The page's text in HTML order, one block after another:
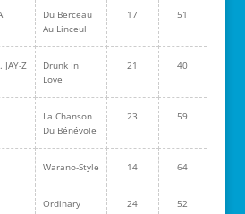
Du Berceau
Au Linceul
17 51
JAY-Z
Drunk In
Love
21 40
La Chanson
Du Bénévole
23 59
Warano-Style 14 64
Ordinary
24 52